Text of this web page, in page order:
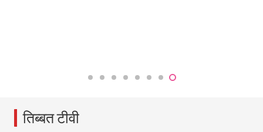
तिब्बत टीवी